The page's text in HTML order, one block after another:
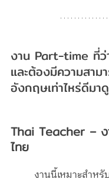
งาน Part-time ที่ว่
และต้องมีความสาม
อังกฤษเท่าไหร่ดีม
Thai Teacher –
ไทย